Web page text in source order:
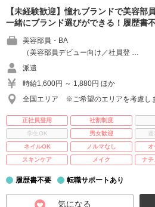
【未経験歓迎】憧れブランドで美容
一緒にブランド選びができる！履歴書
美容部員・BA
（美容部員デビュー向け／社員登 …
派遣
時給1,600円 ～ 1,880円 ほか
全国エリア ※ご希望のエリアを考慮し
正社員登用 社割制度
学生OK
男女歓迎
ネイルOK
ノルマなし
スキンケア
メイク ナチ
履歴書不要 転職サポートあり
気になる